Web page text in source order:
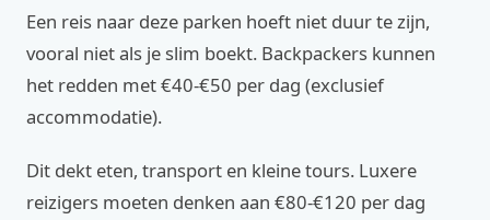
Een reis naar deze parken hoeft niet duur te zijn,
vooral niet als je slim boekt. Backpackers kunnen
het redden met €40-€50 per dag (exclusief
accommodatie).
Dit dekt eten, transport en kleine tours. Luxere
reizigers moeten denken aan €80-€120 per dag